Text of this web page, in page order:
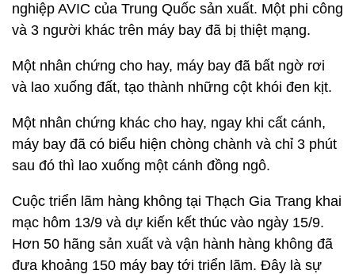
nghiệp AVIC của Trung Quốc sản xuất. Một phi công
và 3 người khác trên máy bay đã bị thiệt mạng.
Một nhân chứng cho hay, máy bay đã bất ngờ rơi
và lao xuống đất, tạo thành những cột khói đen kịt.
Một nhân chứng khác cho hay, ngay khi cất cánh,
máy bay đã có biểu hiện chòng chành và chỉ 3 phút
sau đó thì lao xuống một cánh đồng ngô.
Cuộc triển lãm hàng không tại Thạch Gia Trang khai
mạc hôm 13/9 và dự kiến kết thúc vào ngày 15/9.
Hơn 50 hãng sản xuất và vận hành hàng không đã
đưa khoảng 150 máy bay tới triển lãm. Đây là sự